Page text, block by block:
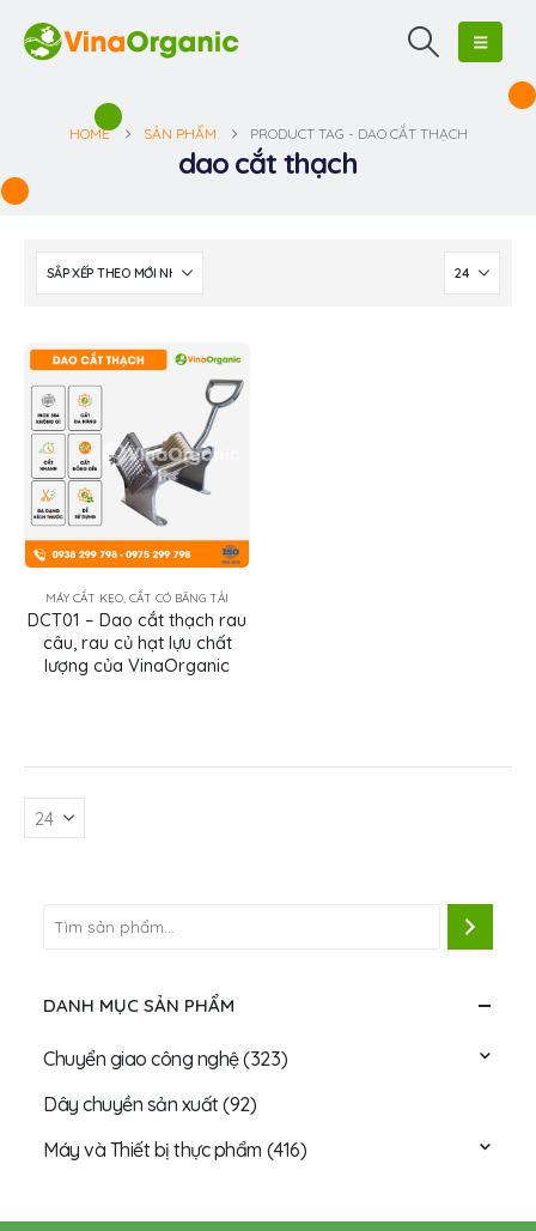
HOME SẢN PHẨM PRODUCT TAG - DAO CẮT THẠCH
dao cắt thạch
MÁY CẮT KẸO, CẮT CÓ BĂNG TẢI
DCT01 – Dao cắt thạch rau
câu, rau củ hạt lựu chất
lượng của VinaOrganic
DANH MỤC SẢN PHẨM
Chuyển giao công nghệ(323)
Dây chuyền sản xuất(92)
Máy và Thiết bị thực phẩm (416)